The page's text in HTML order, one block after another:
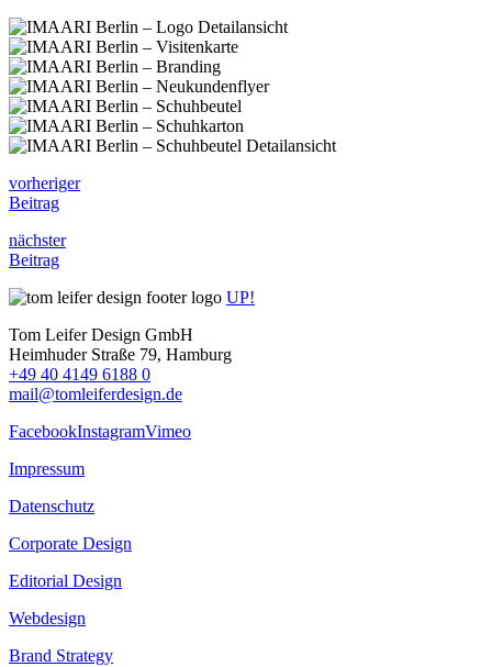
vorheriger
Beitrag
nächster
Beitrag
UP!
Tom Leifer Design GmbH
Heimhuder Straße 79, Hamburg
+49 40 4149 6188 0
mail@tomleiferdesign.de
FacebookInstagramVimeo
Impressum
Datenschutz
Corporate Design
Editorial Design
Webdesign
Brand Strategy